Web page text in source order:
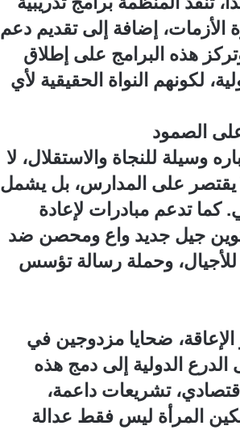
الأزمات، إضافة إلى تقديم دعم
هذه البرامج على إطلاق
لكونهم النواة الحقيقية لأي
الصمود
وسيلة للنجاة والاستقلال، لا
يقتصر على المدارس، بل يشمل
كما تدعم مبادرات لإعادة
جيل جديد واع ومحصن ضد
للأجيال، وحملة رسالة تؤسس
الإعاقة، ضحايا مزدوجين في
الدولية إلى دمج هذه
تشريعات داعمة،
المرأة ليس فقط عدالة